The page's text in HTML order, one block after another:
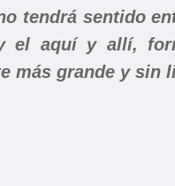
tendrá sentido
el aquí y allí,
más grande y sin